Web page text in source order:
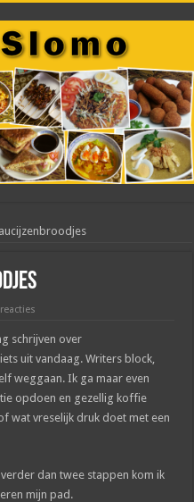
schrijven over
uit vandaag. Writers block,
weggaan. Ik ga maar even
opdoen en gezellig koffie
wat vreselijk druk doet met een
dan twee stappen kom ik
mijn pad.